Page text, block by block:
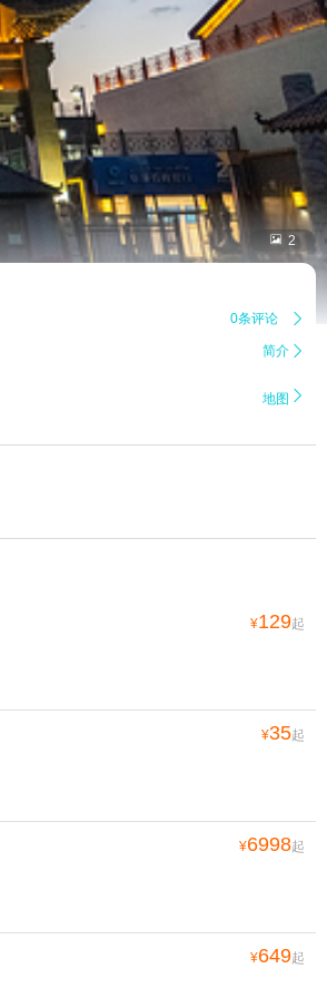
 2
0条评论 
简介 
地图 
¥129起
¥35起
¥6998起
¥649起